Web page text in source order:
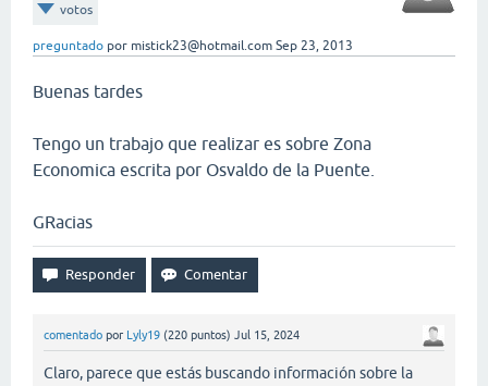
votos
preguntado por mistick23@hotmail.com Sep 23, 2013
Buenas tardes
Tengo un trabajo que realizar es sobre Zona
Economica escrita por Osvaldo de la Puente.
GRacias
comentado por Lyly19 (220 puntos) Jul 15, 2024
Claro, parece que estás buscando información sobre la